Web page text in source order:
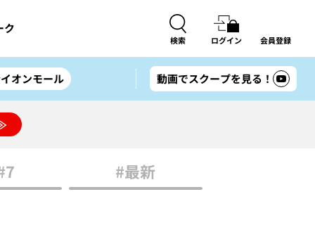
ク
検索 ログイン 会員登録
オンモール 動画でスクープを見る！
#最新